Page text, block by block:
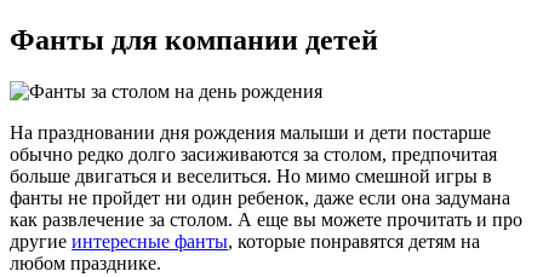
Фанты для компании детей
На праздновании дня рождения малыши и дети постарше
обычно редко долго засиживаются за столом, предпочитая
больше двигаться и веселиться. Но мимо смешной игры в
фанты не пройдет ни один ребенок, даже если она задумана
как развлечение за столом. А еще вы можете прочитать и про
другие интересные фанты, которые понравятся детям на
любом празднике.